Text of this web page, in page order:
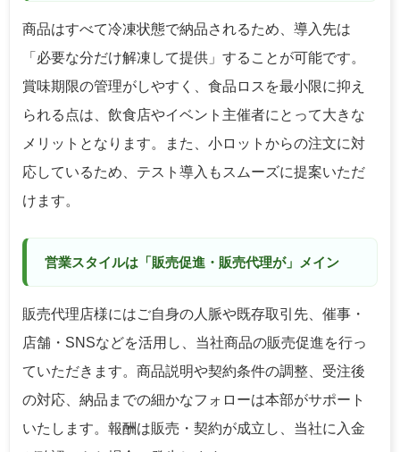
商品はすべて冷凍状態で納品されるため、導入先は
「必要な分だけ解凍して提供」することが可能です。
賞味期限の管理がしやすく、食品ロスを最小限に抑え
られる点は、飲食店やイベント主催者にとって大きな
メリットとなります。また、小ロットからの注文に対
応しているため、テスト導入もスムーズに提案いただ
けます。
営業スタイルは「販売促進・販売代理が」メイン
販売代理店様にはご自身の人脈や既存取引先、催事・
店舗・SNSなどを活用し、当社商品の販売促進を行っ
ていただきます。商品説明や契約条件の調整、受注後
の対応、納品までの細かなフォローは本部がサポート
いたします。報酬は販売・契約が成立し、当社に入金